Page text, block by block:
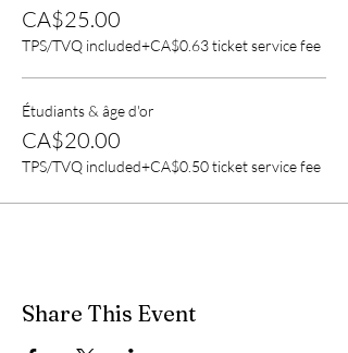
CA$25.00
TPS/TVQ included+CA$0.63 ticket service fee
Étudiants & âge d'or
CA$20.00
TPS/TVQ included+CA$0.50 ticket service fee
Share This Event